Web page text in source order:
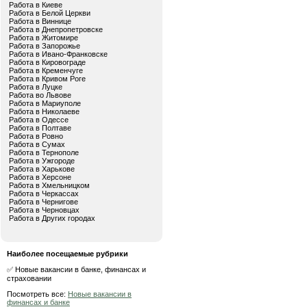
Работа в Киеве
Работа в Белой Церкви
Работа в Виннице
Работа в Днепропетровске
Работа в Житомире
Работа в Запорожье
Работа в Ивано-Франковске
Работа в Кировограде
Работа в Кременчуге
Работа в Кривом Роге
Работа в Луцке
Работа во Львове
Работа в Мариуполе
Работа в Николаеве
Работа в Одессе
Работа в Полтаве
Работа в Ровно
Работа в Сумах
Работа в Тернополе
Работа в Ужгороде
Работа в Харькове
Работа в Херсоне
Работа в Хмельницком
Работа в Черкассах
Работа в Чернигове
Работа в Черновцах
Работа в Других городах
Наиболее посещаемые рубрики
✅ Новые вакансии в банке, финансах и
страховании
Посмотреть все: Новые вакансии в
финансах и банке